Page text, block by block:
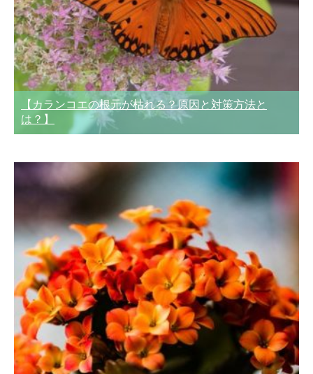
【カランコエの根元が枯れる？原因と対策方法と
は？】